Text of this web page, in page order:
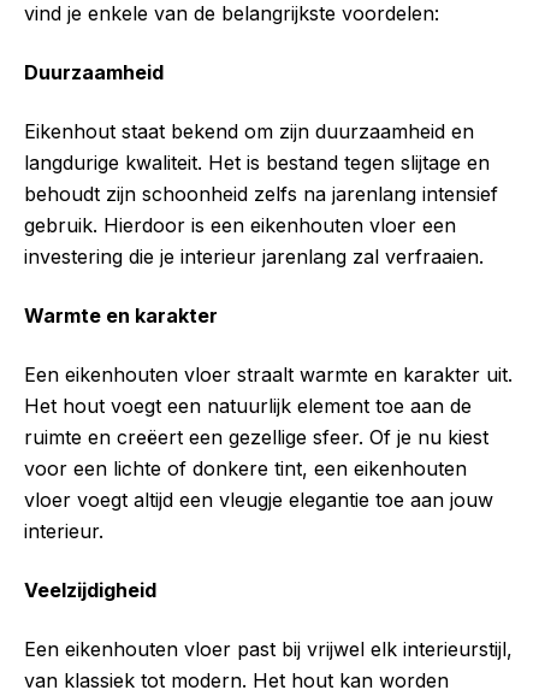
vind je enkele van de belangrijkste voordelen:
Duurzaamheid
Eikenhout staat bekend om zijn duurzaamheid en
langdurige kwaliteit. Het is bestand tegen slijtage en
behoudt zijn schoonheid zelfs na jarenlang intensief
gebruik. Hierdoor is een eikenhouten vloer een
investering die je interieur jarenlang zal verfraaien.
Warmte en karakter
Een eikenhouten vloer straalt warmte en karakter uit.
Het hout voegt een natuurlijk element toe aan de
ruimte en creëert een gezellige sfeer. Of je nu kiest
voor een lichte of donkere tint, een eikenhouten
vloer voegt altijd een vleugje elegantie toe aan jouw
interieur.
Veelzijdigheid
Een eikenhouten vloer past bij vrijwel elk interieurstijl,
van klassiek tot modern. Het hout kan worden